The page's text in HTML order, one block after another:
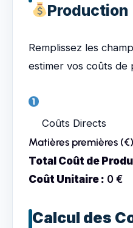
Production
Remplissez les
estimer vos coûts de
Coûts Directs
Matières premières
Total Coût de
Coût Unitaire : 0 €
Calcul des